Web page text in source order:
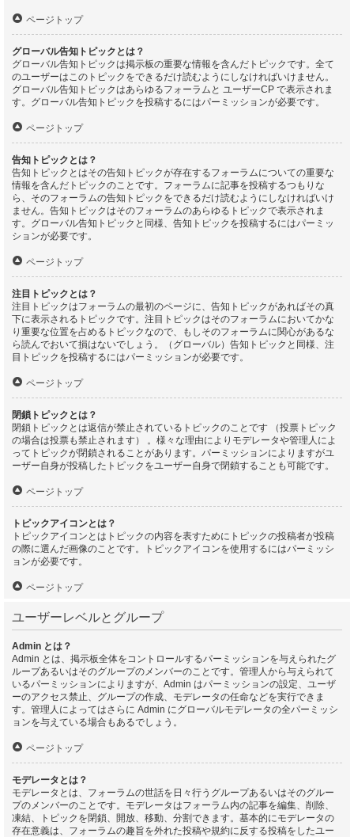
ページトップ
グローバル告知トピックとは？
グローバル告知トピックは掲示板の重要な情報を含んだトピックです。全て
のユーザーはこのトピックをできるだけ読むようにしなければいけません。
グローバル告知トピックはあらゆるフォーラムと ユーザーCP で表示されま
す。グローバル告知トピックを投稿するにはパーミッションが必要です。
ページトップ
告知トピックとは？
告知トピックとはその告知トピックが存在するフォーラムについての重要な
情報を含んだトピックのことです。フォーラムに記事を投稿するつもりな
ら、そのフォーラムの告知トピックをできるだけ読むようにしなければいけ
ません。告知トピックはそのフォーラムのあらゆるトピックで表示されま
す。グローバル告知トピックと同様、告知トピックを投稿するにはパーミッ
ションが必要です。
ページトップ
注目トピックとは？
注目トピックはフォーラムの最初のページに、告知トピックがあればその真
下に表示されるトピックです。注目トピックはそのフォーラムにおいてかな
り重要な位置を占めるトピックなので、もしそのフォーラムに関心があるな
ら読んでおいて損はないでしょう。（グローバル）告知トピックと同様、注
目トピックを投稿するにはパーミッションが必要です。
ページトップ
閉鎖トピックとは？
閉鎖トピックとは返信が禁止されているトピックのことです （投票トピック
の場合は投票も禁止されます） 。様々な理由によりモデレータや管理人によ
ってトピックが閉鎖されることがあります。パーミッションによりますがユ
ーザー自身が投稿したトピックをユーザー自身で閉鎖することも可能です。
ページトップ
トピックアイコンとは？
トピックアイコンとはトピックの内容を表すためにトピックの投稿者が投稿
の際に選んだ画像のことです。トピックアイコンを使用するにはパーミッシ
ョンが必要です。
ページトップ
ユーザーレベルとグループ
Admin とは？
Admin とは、掲示板全体をコントロールするパーミッションを与えられたグ
ループあるいはそのグループのメンバーのことです。管理人から与えられて
いるパーミッションによりますが、Admin はパーミッションの設定、ユーザ
ーのアクセス禁止、グループの作成、モデレータの任命などを実行できま
す。管理人によってはさらに Admin にグローバルモデレータの全パーミッシ
ョンを与えている場合もあるでしょう。
ページトップ
モデレータとは？
モデレータとは、フォーラムの世話を日々行うグループあるいはそのグルー
プのメンバーのことです。モデレータはフォーラム内の記事を編集、削除、
凍結、トピックを閉鎖、開放、移動、分割できます。基本的にモデレータの
存在意義は、フォーラムの趣旨を外れた投稿や規約に反する投稿をしたユー